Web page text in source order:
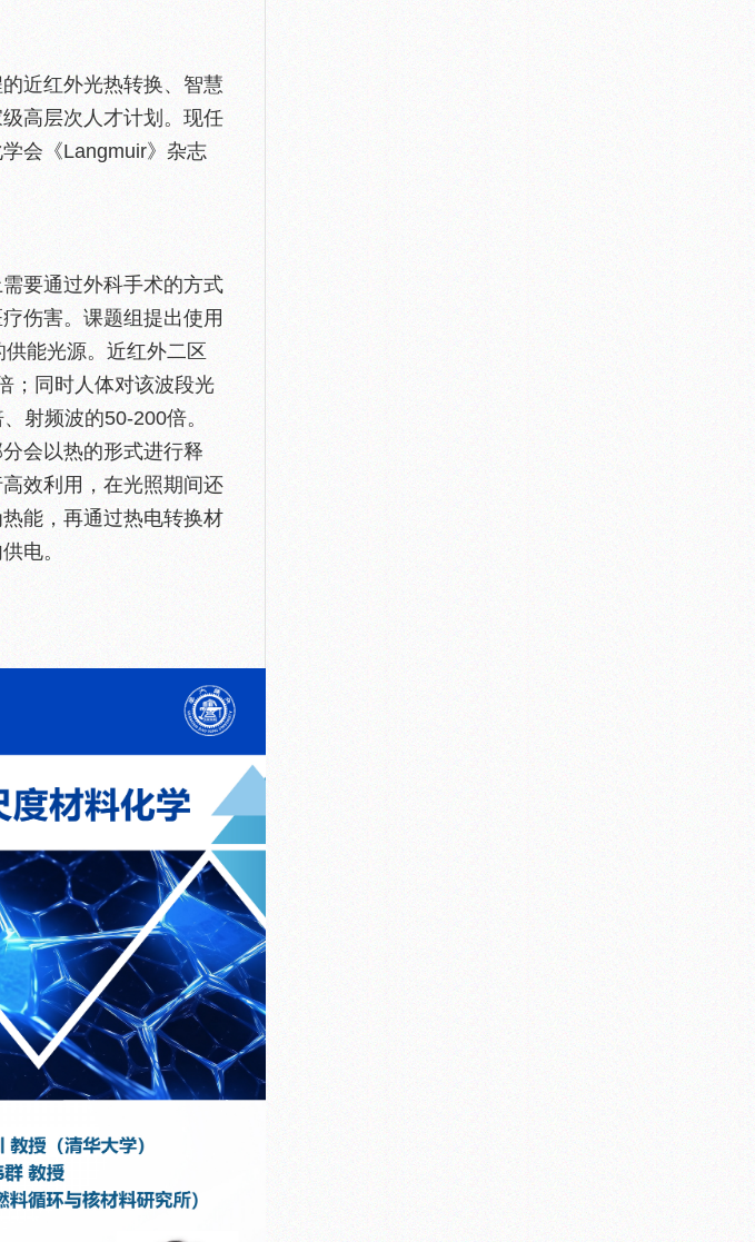
近红外光热转换、智慧
高层次人才计划。现任
会《Langmuir》杂志
要通过外科手术的方式
伤害。课题组提出使用
能光源。近红外二区
；同时人体对该波段光
射频波的50-200倍。
会以热的形式进行释
效利用，在光照期间还
能，再通过热电转换材
电。